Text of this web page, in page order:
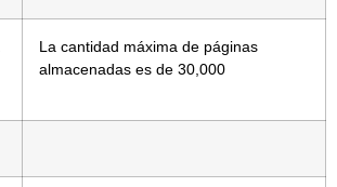
La cantidad máxima de páginas
almacenadas es de 30,000